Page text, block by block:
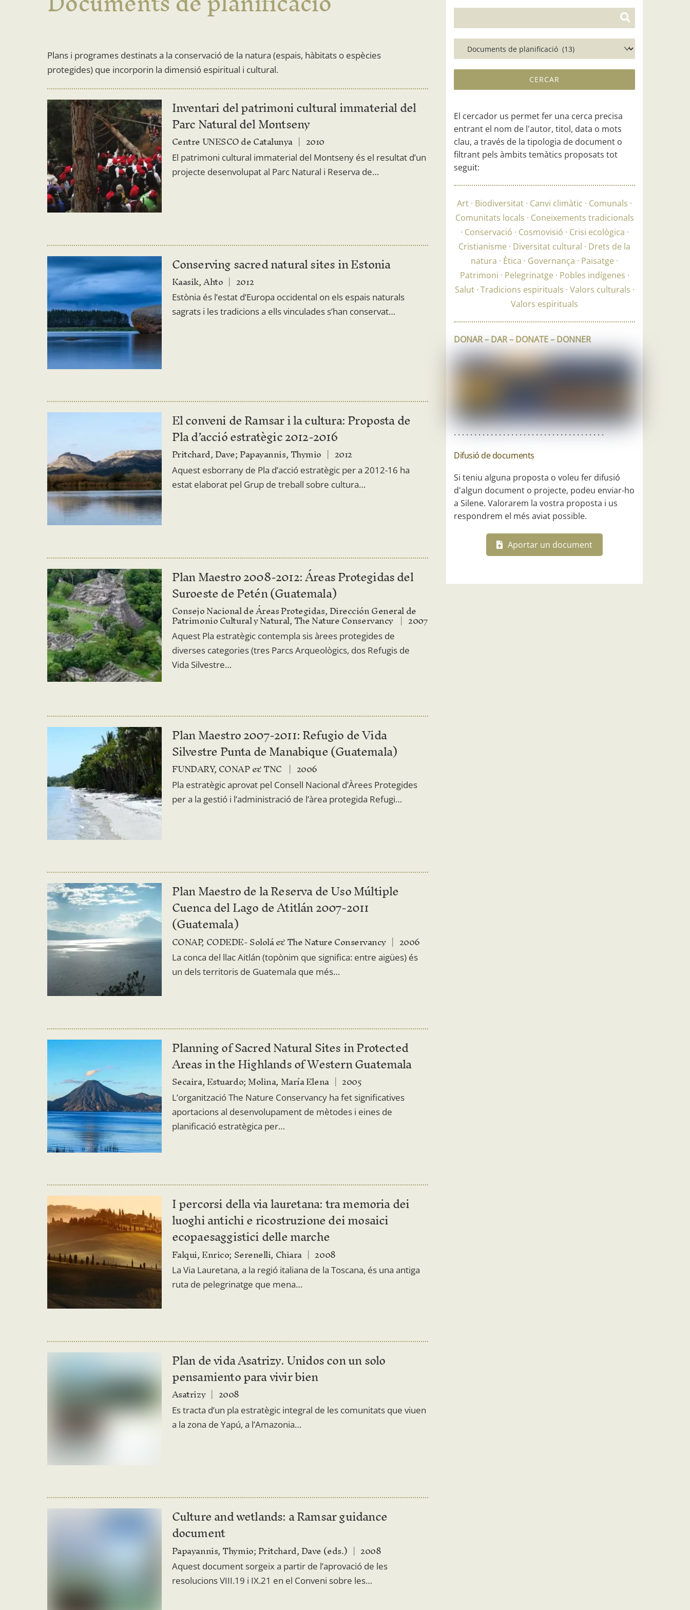
Plans i programes destinats a la conservació de la natura (espais, hàbitats o espècies
protegides) que incorporin la dimensió espiritual i cultural.
Inventari del patrimoni cultural immaterial del
Parc Natural del Montseny
Centre UNESCO de Catalunya 2010
El patrimoni cultural immaterial del Montseny és el resultat d’un
projecte desenvolupat al Parc Natural i Reserva de…
Conserving sacred natural sites in Estonia
Kaasik, Ahto 2012
Estònia és l’estat d’Europa occidental on els espais naturals
sagrats i les tradicions a ells vinculades s’han conservat…
El conveni de Ramsar i la cultura: Proposta de
Pla d’acció estratègic 2012-2016
Pritchard, Dave; Papayannis, Thymio 2012
Aquest esborrany de Pla d’acció estratègic per a 2012-16 ha
estat elaborat pel Grup de treball sobre cultura…
Plan Maestro 2008-2012: Áreas Protegidas del
Suroeste de Petén (Guatemala)
Consejo Nacional de Áreas Protegidas, Dirección General de
Patrimonio Cultural y Natural, The Nature Conservancy 2007
Aquest Pla estratègic contempla sis àrees protegides de
diverses categories (tres Parcs Arqueològics, dos Refugis de
Vida Silvestre…
Plan Maestro 2007-2011: Refugio de Vida
Silvestre Punta de Manabique (Guatemala)
FUNDARY, CONAP & TNC 2006
Pla estratègic aprovat pel Consell Nacional d’Àrees Protegides
per a la gestió i l’administració de l’àrea protegida Refugi…
Plan Maestro de la Reserva de Uso Múltiple
Cuenca del Lago de Atitlán 2007-2011
(Guatemala)
CONAP, CODEDE- Sololá & The Nature Conservancy 2006
La conca del llac Aitlán (topònim que significa: entre aigües) és
un dels territoris de Guatemala que més…
Planning of Sacred Natural Sites in Protected
Areas in the Highlands of Western Guatemala
Secaira, Estuardo; Molina, María Elena 2005
L’organització The Nature Conservancy ha fet significatives
aportacions al desenvolupament de mètodes i eines de
planificació estratègica per…
I percorsi della via lauretana: tra memoria dei
luoghi antichi e ricostruzione dei mosaici
ecopaesaggistici delle marche
Falqui, Enrico; Serenelli, Chiara 2008
La Via Lauretana, a la regió italiana de la Toscana, és una antiga
ruta de pelegrinatge que mena…
Plan de vida Asatrizy. Unidos con un solo
pensamiento para vivir bien
Asatrizy 2008
Es tracta d’un pla estratègic integral de les comunitats que viuen
a la zona de Yapú, a l’Amazonia…
Culture and wetlands: a Ramsar guidance
document
Papayannis, Thymio; Pritchard, Dave (eds.) 2008
Aquest document sorgeix a partir de l’aprovació de les
resolucions VIII.19 i IX.21 en el Conveni sobre les…
El cercador us permet fer una cerca precisa
entrant el nom de l'autor, titol, data o mots
clau, a través de la tipologia de document o
filtrant pels àmbits temàtics proposats tot
seguit:
Art Biodiversitat Canvi climàtic
Comunals
Comunitats locals
Coneixements tradicionals
Conservació
Cosmovisió
Crisi ecològica
Cristianisme
Diversitat cultural
Drets de la
natura
Ètica Governança
Paisatge
Patrimoni
Pelegrinatge
Pobles indígenes
Salut Tradicions espirituals Valors culturals
Valors espirituals
DONAR – DAR – DONATE – DONNER
. . . . . . . . . . . . . . . . . . . . . . . . . . . . . . . . . . . . .
Difusió de documents
Si teniu alguna proposta o voleu fer difusió
d'algun document o projecte, podeu enviar-ho
a Silene. Valorarem la vostra proposta i us
respondrem el més aviat possible.
Aportar un document